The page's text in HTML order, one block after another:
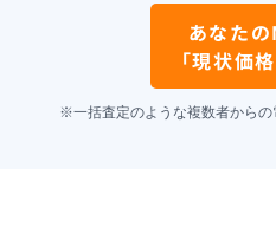
あなたの
「現状価
※一括査定のような複数者から